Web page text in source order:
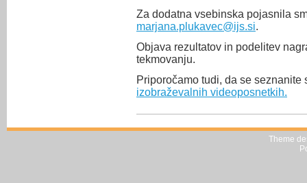
Za dodatna vsebinska pojasnila
marjana.plukavec@ijs.si.
Objava rezultatov in podelitev
tekmovanju.
Priporočamo tudi, da se seznanite
izobraževalnih videoposnetkih.
Theme